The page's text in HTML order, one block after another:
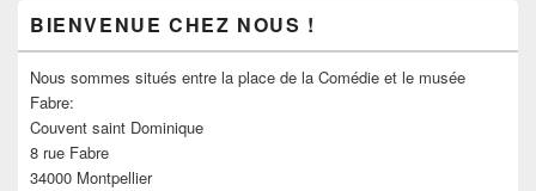
principale
de
widget
pour
barre
latérale
BIENVENUE CHEZ NOUS !
Nous sommes situés entre la place de la Comédie et le musée
Fabre:
Couvent saint Dominique
8 rue Fabre
34000 Montpellier